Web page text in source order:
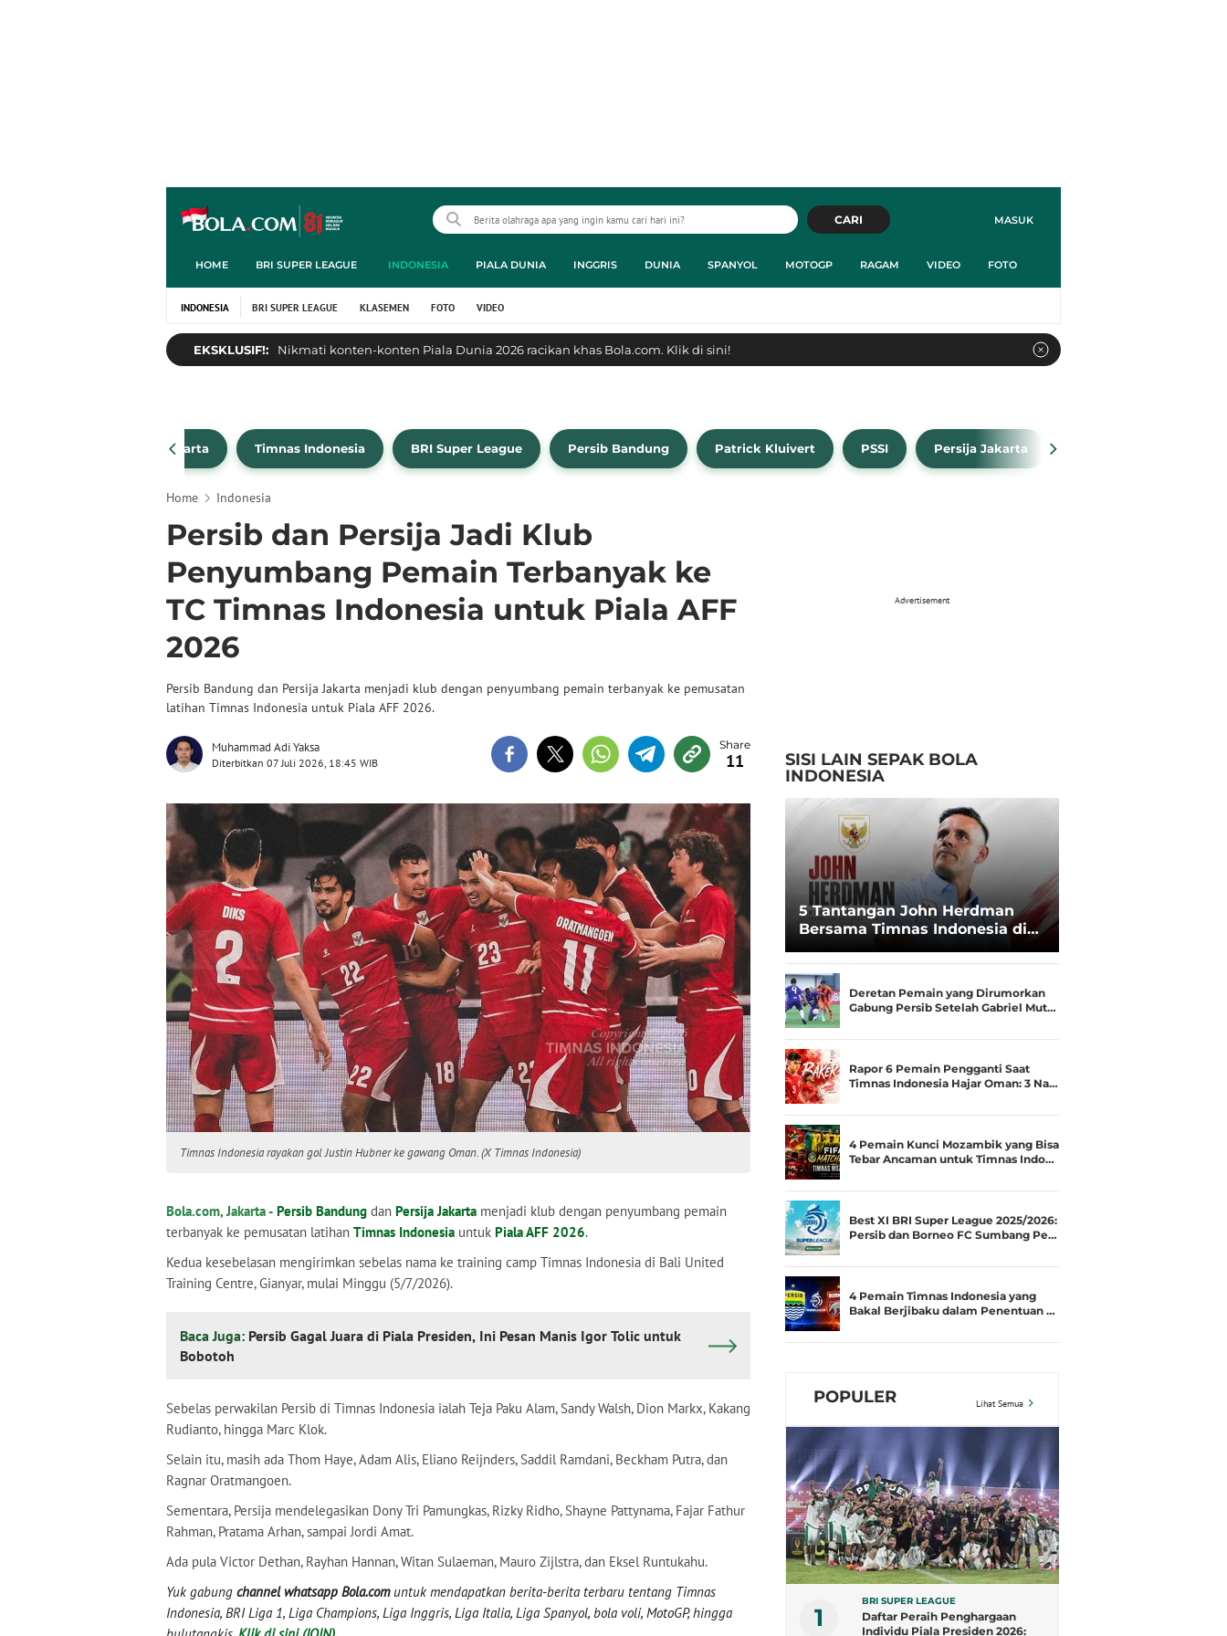
MASUK
CARI
HOME BRI SUPER LEAGUE INDONESIA PIALA DUNIA INGGRIS DUNIA SPANYOL MOTOGP RAGAM VIDEO FOTO
INDONESIA BRI SUPER LEAGUE KLASEMEN FOTO VIDEO
EKSKLUSIF!: Nikmati konten-konten Piala Dunia 2026 racikan khas Bola.com. Klik di sini!
Persija Jakarta Timnas Indonesia BRI Super League Persib Bandung Patrick Kluivert PSSI Persija Jakarta
Home Indonesia
Persib dan Persija Jadi Klub
Penyumbang Pemain Terbanyak ke
TC Timnas Indonesia untuk Piala AFF
2026
Persib Bandung dan Persija Jakarta menjadi klub dengan penyumbang pemain terbanyak ke pemusatan
latihan Timnas Indonesia untuk Piala AFF 2026.
Muhammad Adi Yaksa
Diterbitkan 07 Juli 2026, 18:45 WIB 11
Timnas Indonesia rayakan gol Justin Hubner ke gawang Oman. (X Timnas Indonesia)
Bola.com, Jakarta - Persib Bandung dan Persija Jakarta menjadi klub dengan penyumbang pemain
terbanyak ke pemusatan latihan Timnas Indonesia untuk Piala AFF 2026.
Kedua kesebelasan mengirimkan sebelas nama ke training camp Timnas Indonesia di Bali United
Training Centre, Gianyar, mulai Minggu (5/7/2026).
Baca Juga: Persib Gagal Juara di Piala Presiden, Ini Pesan Manis Igor Tolic untuk
Bobotoh
Sebelas perwakilan Persib di Timnas Indonesia ialah Teja Paku Alam, Sandy Walsh, Dion Markx, Kakang
Rudianto, hingga Marc Klok.
Selain itu, masih ada Thom Haye, Adam Alis, Eliano Reijnders, Saddil Ramdani, Beckham Putra, dan
Ragnar Oratmangoen.
Sementara, Persija mendelegasikan Dony Tri Pamungkas, Rizky Ridho, Shayne Pattynama, Fajar Fathur
Rahman, Pratama Arhan, sampai Jordi Amat.
Ada pula Victor Dethan, Rayhan Hannan, Witan Sulaeman, Mauro Zijlstra, dan Eksel Runtukahu.
Yuk gabung channel whatsapp Bola.comuntuk mendapatkan berita-berita terbaru tentang Timnas
Indonesia, BRI Liga 1, Liga Champions, Liga Inggris, Liga Italia, Liga Spanyol, bola voli, MotoGP, hingga
Advertisement
SISI LAIN SEPAK BOLA
INDONESIA
5 Tantangan John Herdman
Bersama Timnas Indonesia di
Spesialis Runner-up Menjadi
Juara
Deretan Pemain yang Dirumorkan
Gabung Persib Setelah Gabriel Mut…
Rapor 6 Pemain Pengganti Saat
Timnas Indonesia Hajar Oman: 3 Na…
4 Pemain Kunci Mozambik yang Bisa
Tebar Ancaman untuk Timnas Indo…
Best XI BRI Super League 2025/2026:
Persib dan Borneo FC Sumbang Pe…
4 Pemain Timnas Indonesia yang
Bakal Berjibaku dalam Penentuan …
POPULER Lihat Semua
1
BRI SUPER LEAGUE
Daftar Peraih Penghargaan
Individu Piala Presiden 2026: